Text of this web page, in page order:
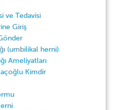
ve Tedavisi
Giriş
(umbilikal herni)
Ameliyatları
Kimdir